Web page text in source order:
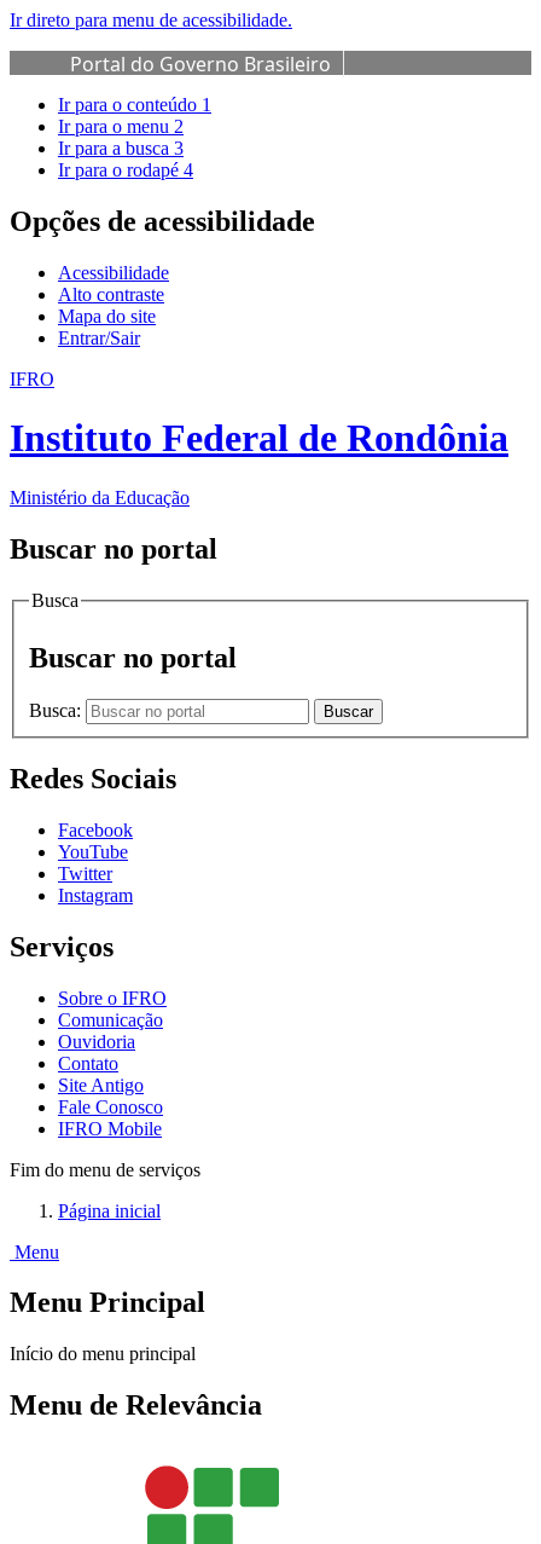
Ir direto para menu de acessibilidade.
Portal do Governo Brasileiro
Ir para o conteúdo 1
Ir para o menu 2
Ir para a busca 3
Ir para o rodapé 4
Opções de acessibilidade
Acessibilidade
Alto contraste
Mapa do site
Entrar/Sair
IFRO
Instituto Federal de Rondônia
Ministério da Educação
Buscar no portal
Busca
Buscar no portal
Busca: Buscar
Redes Sociais
Facebook
YouTube
Twitter
Instagram
Serviços
Sobre o IFRO
Comunicação
Ouvidoria
Contato
Site Antigo
Fale Conosco
IFRO Mobile
Fim do menu de serviços
Página inicial
Menu
Menu Principal
Início do menu principal
Menu de Relevância